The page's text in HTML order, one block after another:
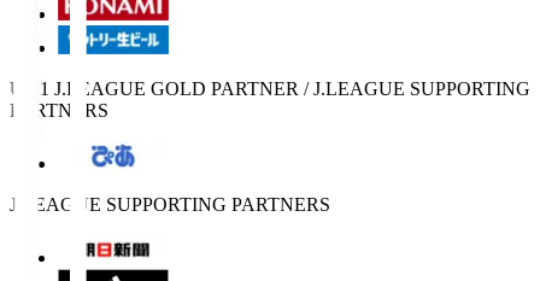
U-21 J.LEAGUE GOLD PARTNER / J.LEAGUE SUPPORTING
PARTNERS
J.LEAGUE SUPPORTING PARTNERS